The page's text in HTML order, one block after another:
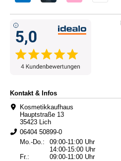
Kontakt & Infos
Kosmetikkaufhaus
Hauptstraße 13
35423 Lich
06404 50899-0
Mo.-Do.:
09:00-11:00 Uhr
14:00-15:00 Uhr
Fr.:
09:00-11:00 Uhr